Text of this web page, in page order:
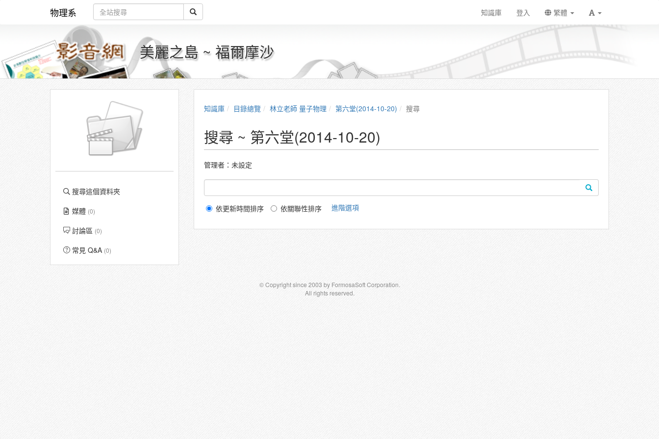
物理系 知識庫 登入 繁體
美麗之島 ~ 福爾摩沙
搜尋這個資料夾
媒體 (0)
討論區 (0)
常見 Q&A (0)
知識庫 目錄總覽 林立老師 量子物理 第六堂(2014-10-20) 搜尋
搜尋 ~ 第六堂(2014-10-20)
管理者：未設定
依更新時間排序 依關聯性排序 進階選項
© Copyright since 2003 by FormosaSoft Corporation.
All rights reserved.